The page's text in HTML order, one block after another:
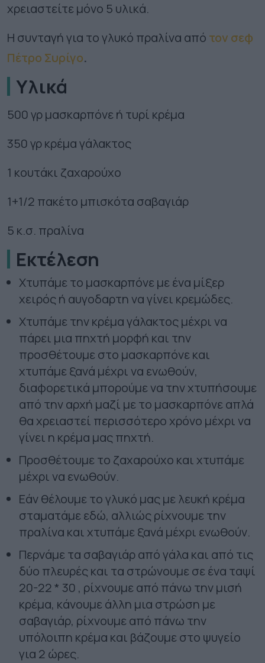
χρειαστείτε μόνο 5 υλικά.
Η συνταγή για το γλυκό πραλίνα από τον σεφ
Πέτρο Συρίγο.
Υλικά
500 γρ μασκαρπόνε ή τυρί κρέμα
350 γρ κρέμα γάλακτος
1 κουτάκι ζαχαρούχο
1+1/2 πακέτο μπισκότα σαβαγιάρ
5 κ.σ. πραλίνα
Εκτέλεση
Χτυπάμε το μασκαρπόνε με ένα μίξερ
χειρός ή αυγοδαρτη να γίνει κρεμώδες.
Χτυπάμε την κρέμα γάλακτος μέχρι να
πάρει μια πηχτή μορφή και την
προσθέτουμε στο μασκαρπόνε και
χτυπάμε ξανά μέχρι να ενωθούν,
διαφορετικά μπορούμε να την χτυπήσουμε
από την αρχή μαζί με το μασκαρπόνε απλά
θα χρειαστεί περισσότερο χρόνο μέχρι να
γίνει η κρέμα μας πηχτή.
Προσθέτουμε το ζαχαρούχο και χτυπάμε
μέχρι να ενωθούν.
Εάν θέλουμε το γλυκό μας με λευκή κρέμα
σταματάμε εδώ, αλλιώς ρίχνουμε την
πραλίνα και χτυπάμε ξανά μέχρι ενωθούν.
Περνάμε τα σαβαγιάρ από γάλα και από τις
δύο πλευρές και τα στρώνουμε σε ένα ταψί
20-22 * 30 , ρίχνουμε από πάνω την μισή
κρέμα, κάνουμε άλλη μια στρώση με
σαβαγιάρ, ρίχνουμε από πάνω την
υπόλοιπη κρέμα και βάζουμε στο ψυγείο
για 2 ώρες.